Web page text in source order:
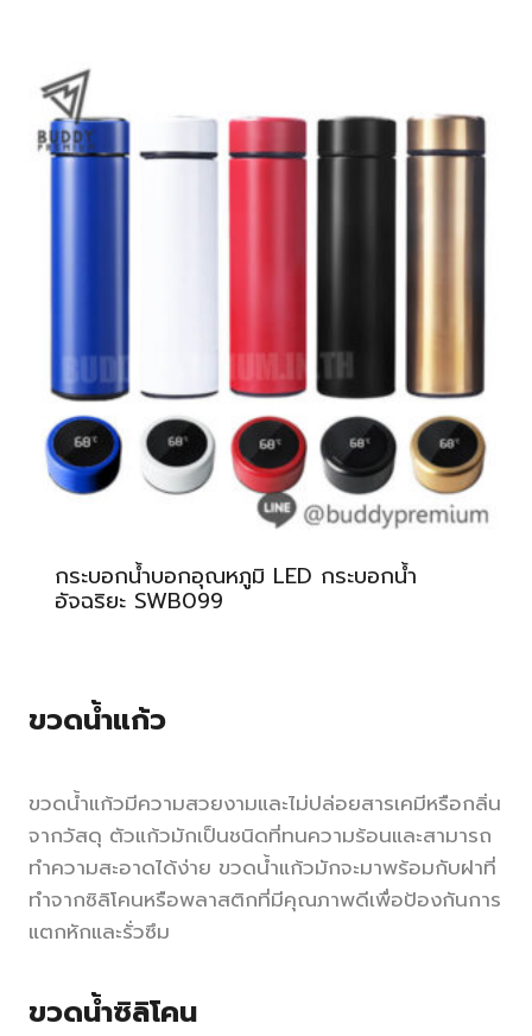
กระบอกน้ำบอกอุณหภูมิ LED กระบอกน้ำ
อัจฉริยะ SWB099
ขวดน้ำแก้ว
ขวดน้ำแก้วมีความสวยงามและไม่ปล่อยสารเคมีหรือกลิ่น
จากวัสดุ ตัวแก้วมักเป็นชนิดที่ทนความร้อนและสามารถ
ทำความสะอาดได้ง่าย ขวดน้ำแก้วมักจะมาพร้อมกับฝาที่
ทำจากซิลิโคนหรือพลาสติกที่มีคุณภาพดีเพื่อป้องกันการ
แตกหักและรั่วซึม
ขวดน้ำซิลิโคน